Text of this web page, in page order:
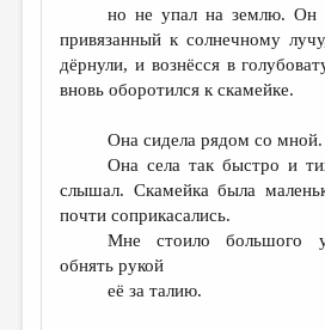
но не упал на землю. Он
привязанный к солнечному
дёрнули, и вознёсся в
вновь оборотился к скамейке.
Она сидела рядом со мной.
Она села так быстро и
слышал. Скамейка была
почти соприкасались.
Мне стоило большого
обнять рукой
её за талию.